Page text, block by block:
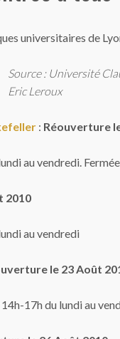
universitaires de
Source : Université
Eric Leroux
: Réouverture
au vendredi.
2010
au vendredi
le 23 Août
17h du lundi au